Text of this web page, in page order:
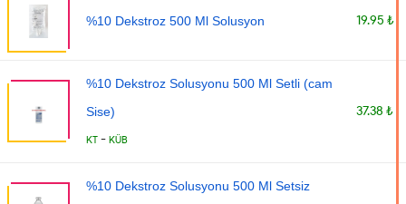
%10 Dekstroz 500 Ml Solusyon 19.95 ₺
%10 Dekstroz Solusyonu 500 Ml Setli (cam
Sise)
KT - KÜB
37.38 ₺
%10 Dekstroz Solusyonu 500 Ml Setsiz